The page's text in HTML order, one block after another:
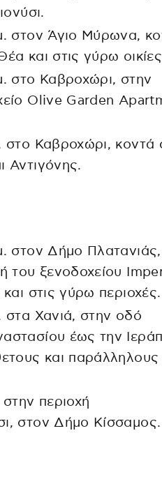
στον Άγιο Μύρωνα,
και στις γύρω
στο Καβροχώρι, στην
Olive Garden
Καβροχώρι, κοντά
Αντιγόνης.
στον Δήμο Πλατανιάς,
του ξενοδοχείου
στις γύρω περιοχές.
Χανιά, στην οδό
έως την
και παράλληλους
περιοχή
στον Δήμο Κίσσαμος.